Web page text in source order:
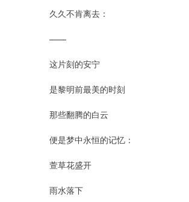
久久不肯离去：
——
这片刻的安宁
是黎明前最美的时刻
那些翻腾的白云
便是梦中永恒的记忆：
萱草花盛开
雨水落下